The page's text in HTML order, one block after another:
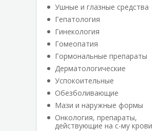
Ушные и глазные средства
Гепатология
Гинекология
Гомеопатия
Гормональные препараты
Дерматологические
Успокоительные
Обезболивающие
Мази и наружные формы
Онкология, препараты,
действующие на с-му крови